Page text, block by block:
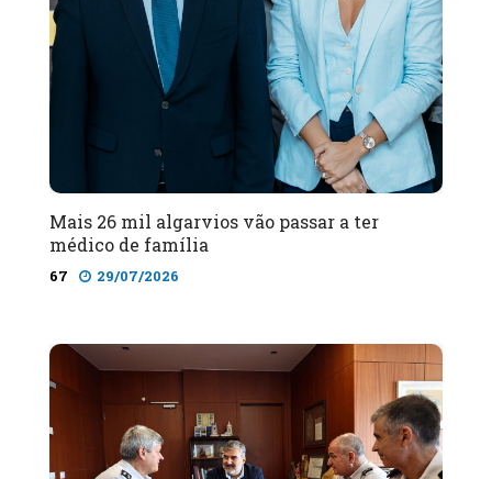
Mais 26 mil algarvios vão passar a ter
médico de família
67 29/07/2026